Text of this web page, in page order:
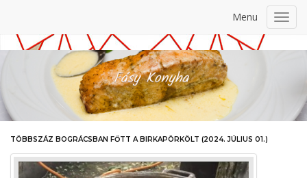
Menu
TÖBBSZÁZ BOGRÁCSBAN FŐTT A BIRKAPÖRKÖLT (2024. JÚLIUS 01.)